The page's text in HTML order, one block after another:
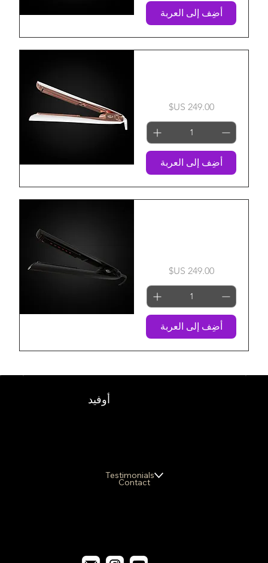
أضِف إلى العربة
السعر‏249.00 US$
أضِف إلى العربة
السعر‏249.00 US$
أضِف إلى العربة
أوفيد
Testimonials
Contact